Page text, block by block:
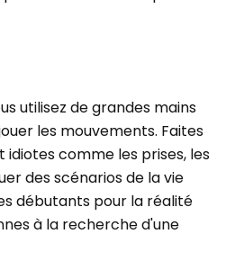
utilisez de grandes mains
les mouvements. Faites
idiotes comme les prises, les
des scénarios de la vie
débutants pour la réalité
à la recherche d'une